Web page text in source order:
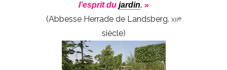
l’esprit du jardin. »
(Abbesse Herrade de Landsberg. xiie
siècle)